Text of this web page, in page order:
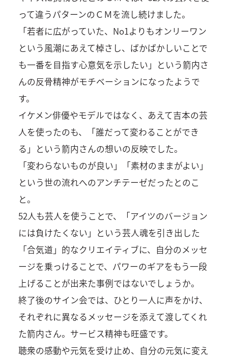
って違うパターンのＣＭを流し続けました。
「若者に広がっていた、No1よりもオンリーワン
という風潮にあえて棹さし、ばかばかしいことで
も一番を目指す心意気を示したい」という箭内さ
んの反骨精神がモチベーションになったようで
す。
イケメン俳優やモデルではなく、あえて吉本の芸
人を使ったのも、「誰だって変わることができ
る」という箭内さんの想いの反映でした。
「変わらないものが良い」「素材のままがよい」
という世の流れへのアンチテーゼだったとのこ
と。
52人も芸人を使うことで、「アイツのバージョン
には負けたくない」という芸人魂を引き出した
「合気道」的なクリエイティブに、自分のメッセ
ージを乗っけることで、パワーのギアをもう一段
上げることが出来た事例ではないでしょうか。
終了後のサイン会では、ひとり一人に声をかけ、
それぞれに異なるメッセージを添えて渡してくれ
た箭内さん。サービス精神も旺盛です。
聴衆の感動や元気を受け止め、自分の元気に変え